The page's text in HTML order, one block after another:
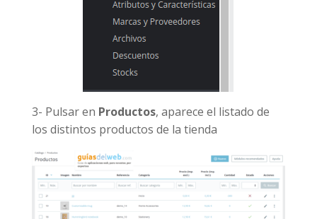
3- Pulsar en Productos, aparece el listado de
los distintos productos de la tienda